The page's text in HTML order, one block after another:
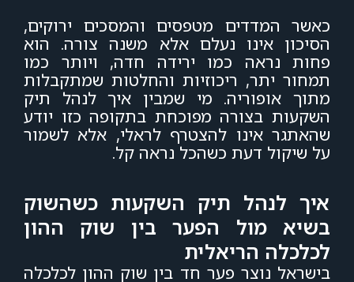
כאשר המדדים מטפסים והמסכים ירוקים,
הסיכון אינו נעלם אלא משנה צורה. הוא
פחות נראה כמו ירידה חדה, ויותר כמו
תמחור יתר, ריכוזיות והחלטות שמתקבלות
מתוך אופוריה. מי שמבין איך לנהל תיק
השקעות בצורה מפוכחת בתקופה כזו יודע
שהאתגר אינו להצטרף לראלי, אלא לשמור
על שיקול דעת כשהכל נראה קל.
איך לנהל תיק השקעות כשהשוק
בשיא מול הפער בין שוק ההון
לכלכלה הריאלית
בישראל נוצר פער חד בין שוק ההון לכלכלה